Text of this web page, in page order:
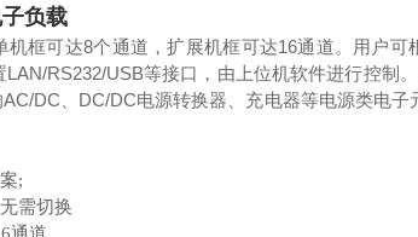
负载
机框可达8个通道，扩展机框可达16通道。用户可
LAN/RS232/USB等接口，由上位机软件进行控制。
AC/DC DC/DC电源转换器、充电器等电源类电
;
需切换